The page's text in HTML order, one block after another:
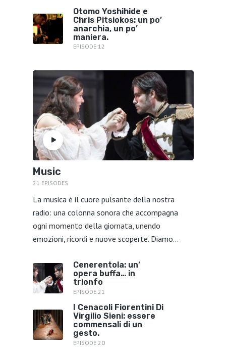
Otomo Yoshihide e
Chris Pitsiokos: un po’
anarchia, un po’
maniera.
EPISODE 12
Music
21 EPISODES
La musica è il cuore pulsante della nostra
radio: una colonna sonora che accompagna
ogni momento della giornata, unendo
emozioni, ricordi e nuove scoperte. Diamo...
Cenerentola: un’
opera buffa… in
trionfo
EPISODE 21
I Cenacoli Fiorentini Di
Virgilio Sieni: essere
commensali di un
gesto.
EPISODE 20